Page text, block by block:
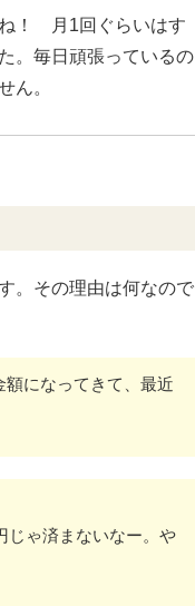
！ 月1回ぐらいはす
。毎日頑張っているの
ん。
。その理由は何なので
額になってきて、最近
じゃ済まないなー。や